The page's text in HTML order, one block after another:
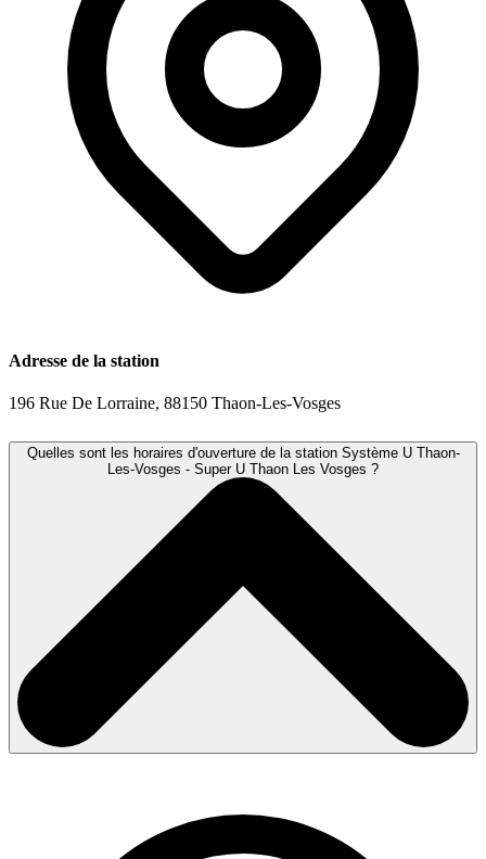
Adresse de la station
196 Rue De Lorraine, 88150 Thaon-Les-Vosges
Quelles sont les horaires d'ouverture de la station Système U Thaon-
Les-Vosges - Super U Thaon Les Vosges ?